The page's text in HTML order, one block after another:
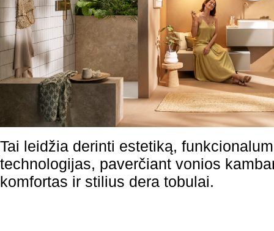
Tai leidžia derinti estetiką,
technologijas, paverčiant vonios
komfortas ir stilius dera tobulai.